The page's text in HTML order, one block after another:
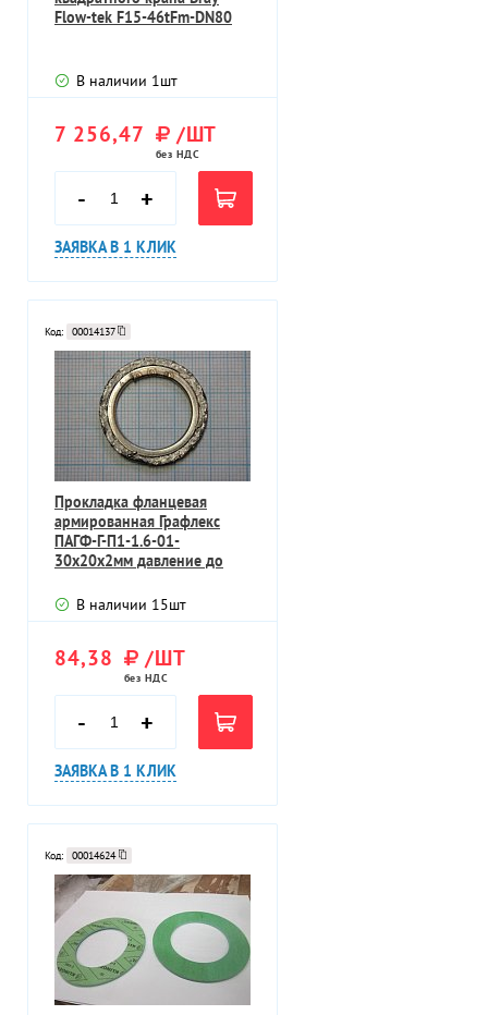
Flow-tek F15-46tFm-DN80
В наличии 1шт
7 256,47 /ШТ
без НДС
- +
ЗАЯВКА В 1 КЛИК
Код: 00014137
Прокладка фланцевая
армированная Графлекс
ПАГФ-Г-П1-1.6-01-
30х20х2мм давление до
В наличии 15шт
84,38 /ШТ
без НДС
- +
ЗАЯВКА В 1 КЛИК
Код: 00014624